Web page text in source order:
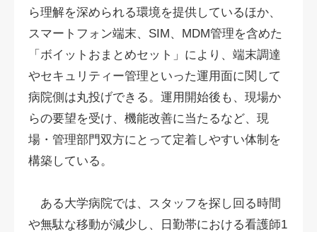
ら理解を深められる環境を提供しているほか、
スマートフォン端末、SIM、MDM管理を含めた
「ボイットおまとめセット」により、端末調達
やセキュリティー管理といった運用面に関して
病院側は丸投げできる。運用開始後も、現場か
らの要望を受け、機能改善に当たるなど、現
場・管理部門双方にとって定着しやすい体制を
構築している。
ある大学病院では、スタッフを探し回る時間
や無駄な移動が減少し、日勤帯における看護師1